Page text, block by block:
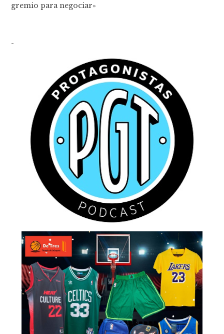
gremio para negociar»
-